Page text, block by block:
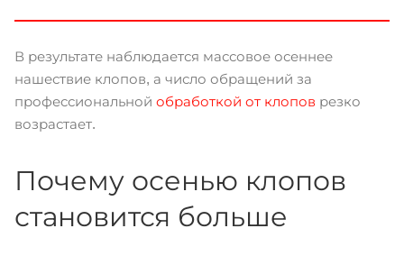
В результате наблюдается массовое осеннее
нашествие клопов, а число обращений за
профессиональной обработкой от клопов резко
возрастает.
Почему осенью клопов
становится больше